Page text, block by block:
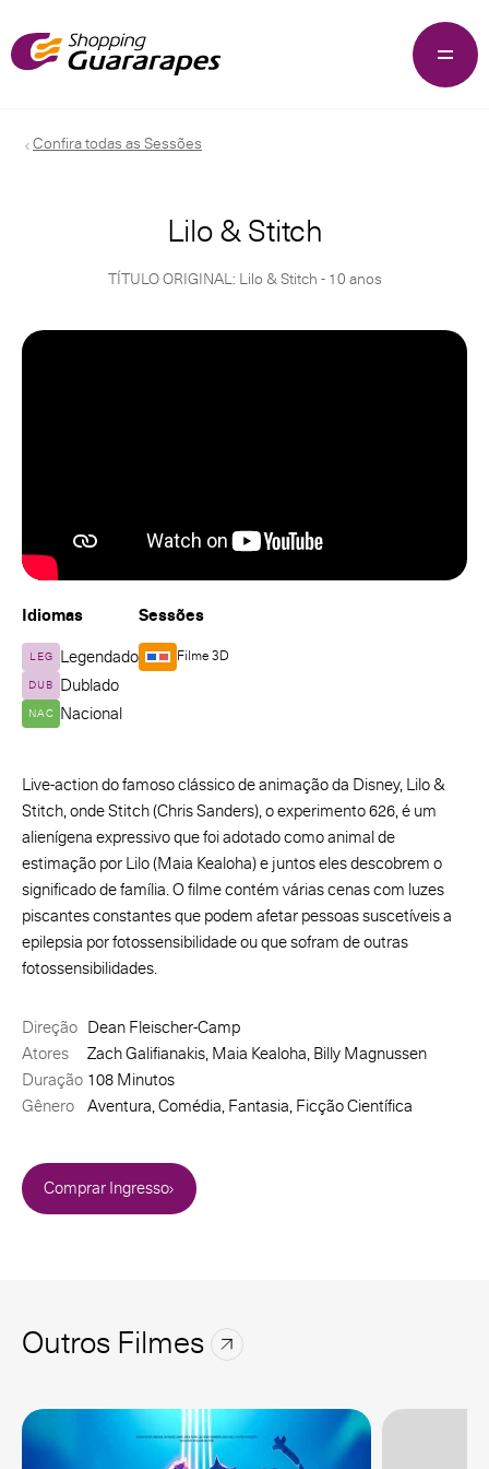
Confira todas as Sessões
Lilo & Stitch
TÍTULO ORIGINAL: Lilo & Stitch - 10 anos
Idiomas
LEG Legendado
DUB Dublado
NAC Nacional
Sessões
Filme 3D
Live-action do famoso clássico de animação da Disney, Lilo &
Stitch, onde Stitch (Chris Sanders), o experimento 626, é um
alienígena expressivo que foi adotado como animal de
estimação por Lilo (Maia Kealoha) e juntos eles descobrem o
significado de família. O filme contém várias cenas com luzes
piscantes constantes que podem afetar pessoas suscetíveis a
epilepsia por fotossensibilidade ou que sofram de outras
fotossensibilidades.
Direção Dean Fleischer-Camp
Atores
Zach Galifianakis, Maia Kealoha, Billy Magnussen
Duração 108 Minutos
Gênero
Aventura, Comédia, Fantasia, Ficção Científica
Comprar Ingresso
Outros Filmes